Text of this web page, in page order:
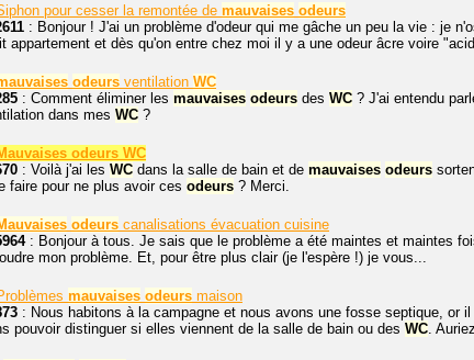
pour cesser la remontée de mauvaises odeurs
: Bonjour ! J'ai un problème d'odeur qui me gâche un peu la vie : je
appartement et dès qu'on entre chez moi il y a une odeur âcre voire
odeurs ventilation WC
: Comment éliminer les mauvaises odeurs des WC ? J'ai entendu
dans mes WC ?
odeurs WC
: Voilà j'ai les WC dans la salle de bain et de mauvaises odeurs
faire pour ne plus avoir ces odeurs ? Merci.
odeurs canalisations évacuation cuisine
: Bonjour à tous. Je sais que le problème a été maintes et maintes
mon problème. Et, pour être plus clair (je l'espère !) je vous...
mauvaises odeurs maison
: Nous habitons à la campagne et nous avons une fosse septique, or
pouvoir distinguer si elles viennent de la salle de bain ou des WC .